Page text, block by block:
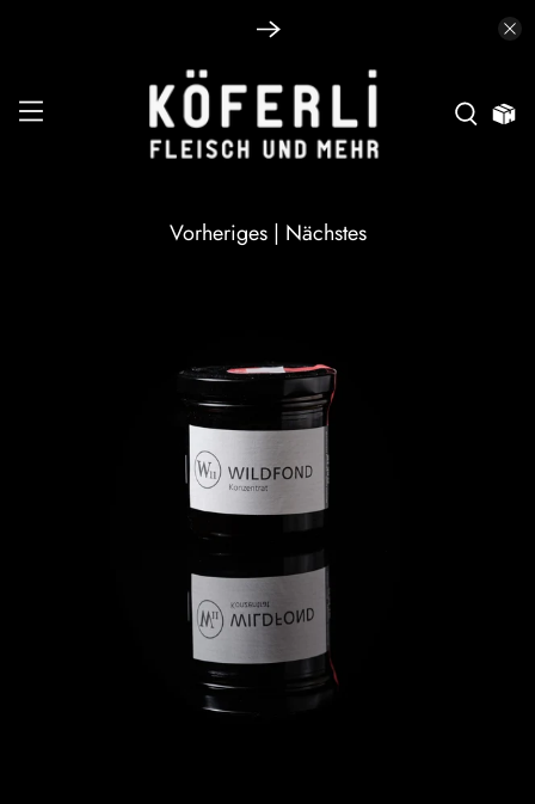
Vorheriges | Nächstes